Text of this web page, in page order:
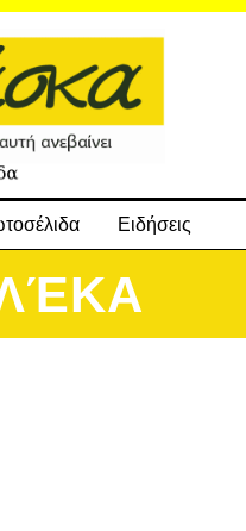
Ειδήσεις